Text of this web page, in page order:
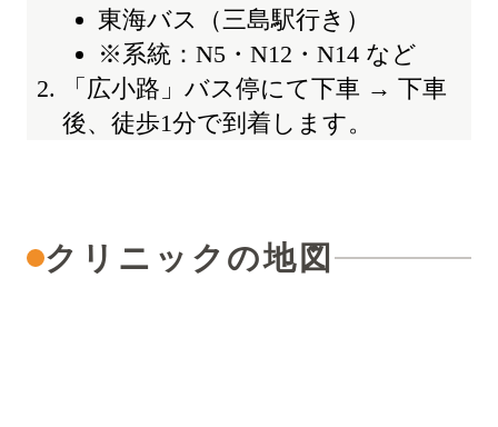
東海バス（三島駅行き）
※系統：N5・N12・N14 など
「広小路」バス停にて下車 → 下車
後、徒歩1分で到着します。
クリニックの地図